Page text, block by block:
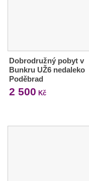
Dobrodružný pobyt v
Bunkru UŽ6 nedaleko
Poděbrad
2 500 Kč